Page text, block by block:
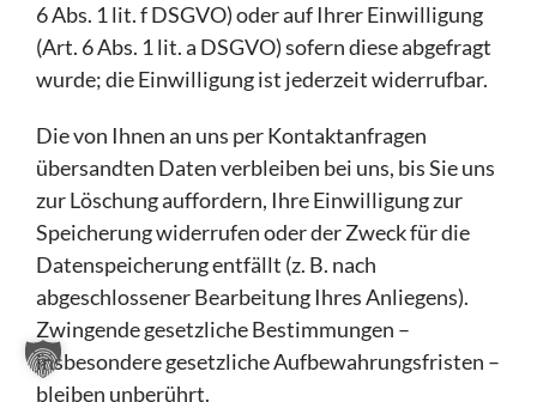
6 Abs. 1 lit. f DSGVO) oder auf Ihrer Einwilligung
(Art. 6 Abs. 1 lit. a DSGVO) sofern diese abgefragt
wurde; die Einwilligung ist jederzeit widerrufbar.
Die von Ihnen an uns per Kontaktanfragen
übersandten Daten verbleiben bei uns, bis Sie uns
zur Löschung auffordern, Ihre Einwilligung zur
Speicherung widerrufen oder der Zweck für die
Datenspeicherung entfällt (z. B. nach
abgeschlossener Bearbeitung Ihres Anliegens).
Zwingende gesetzliche Bestimmungen –
insbesondere gesetzliche Aufbewahrungsfristen –
bleiben unberührt.